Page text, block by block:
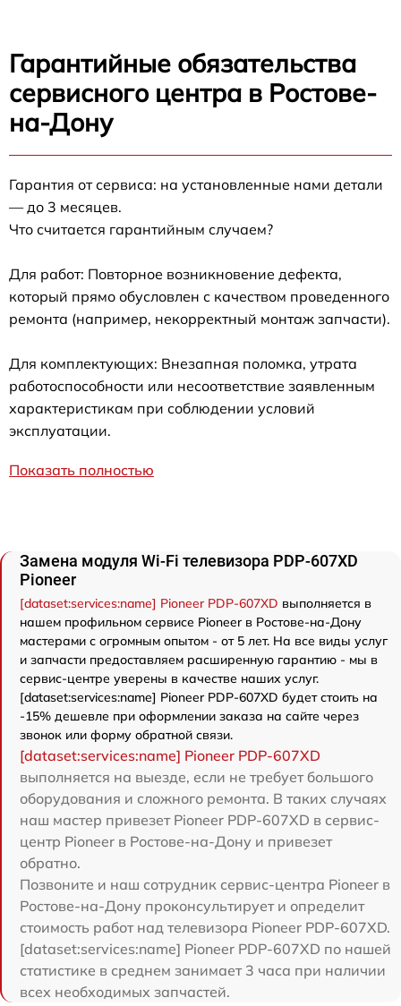
Гарантийные обязательства
сервисного центра в Ростове-
на-Дону
Гарантия от сервиса: на установленные нами детали
— до 3 месяцев.
Что считается гарантийным случаем?
Для работ: Повторное возникновение дефекта,
который прямо обусловлен с качеством проведенного
ремонта (например, некорректный монтаж запчасти).
Для комплектующих: Внезапная поломка, утрата
работоспособности или несоответствие заявленным
характеристикам при соблюдении условий
эксплуатации.
Показать полностью
Замена модуля Wi-Fi телевизора PDP-607XD
Pioneer
[dataset:services:name] Pioneer PDP-607XD выполняется в
нашем профильном сервисе Pioneer в Ростове-на-Дону
мастерами с огромным опытом - от 5 лет. На все виды услуг
и запчасти предоставляем расширенную гарантию - мы в
сервис-центре уверены в качестве наших услуг.
[dataset:services:name] Pioneer PDP-607XD будет стоить на
-15% дешевле при оформлении заказа на сайте через
звонок или форму обратной связи.
[dataset:services:name] Pioneer PDP-607XD
выполняется на выезде, если не требует большого
оборудования и сложного ремонта. В таких случаях
наш мастер привезет Pioneer PDP-607XD в сервис-
центр Pioneer в Ростове-на-Дону и привезет
обратно.
Позвоните и наш сотрудник сервис-центра Pioneer в
Ростове-на-Дону проконсультирует и определит
стоимость работ над телевизора Pioneer PDP-607XD.
[dataset:services:name] Pioneer PDP-607XD по нашей
статистике в среднем занимает 3 часа при наличии
всех необходимых запчастей.